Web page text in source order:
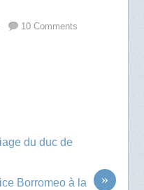
10 Comments
du duc de
»
Borromeo à la